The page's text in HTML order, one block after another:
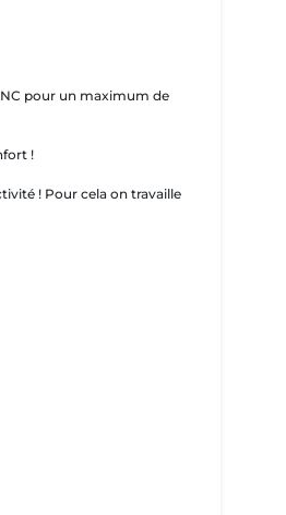
pour un maximum de
!
! Pour cela on travaille